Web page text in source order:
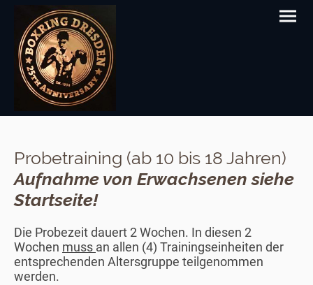
Probetraining (ab 10 bis 18 Jahren)
Aufnahme von Erwachsenen siehe
Startseite!
Die Probezeit dauert 2 Wochen. In diesen 2
Wochen muss an allen (4) Trainingseinheiten der
entsprechenden Altersgruppe teilgenommen
werden.